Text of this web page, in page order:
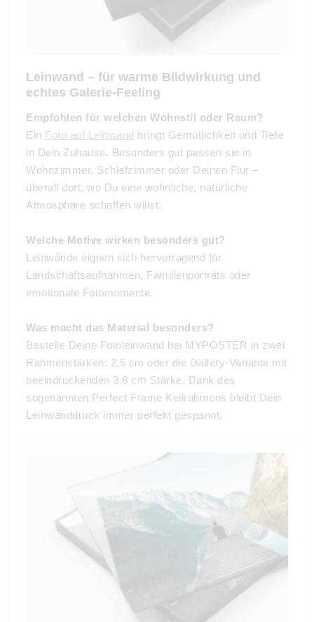
Leinwand – für warme Bildwirkung und
echtes Galerie-Feeling
Empfohlen für welchen Wohnstil oder Raum?
Ein Foto auf Leinwand bringt Gemütlichkeit und Tiefe
in Dein Zuhause. Besonders gut passen sie in
Wohnzimmer, Schlafzimmer oder Deinen Flur –
überall dort, wo Du eine wohnliche, natürliche
Atmosphäre schaffen willst.
Welche Motive wirken besonders gut?
Leinwände eignen sich hervorragend für
Landschaftsaufnahmen, Familienporträts oder
emotionale Fotomomente.
Was macht das Material besonders?
Bestelle Deine Fotoleinwand bei MYPOSTER in zwei
Rahmenstärken: 2,5 cm oder die Gallery-Variante mit
beeindruckenden 3,8 cm Stärke. Dank des
sogenannten Perfect Frame Keilrahmens bleibt Dein
Leinwanddruck immer perfekt gespannt.